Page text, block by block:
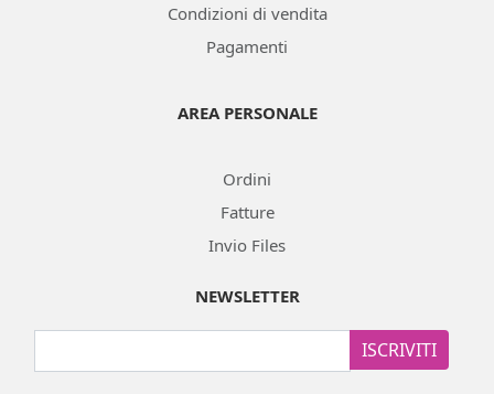
Condizioni di vendita
Pagamenti
AREA PERSONALE
Ordini
Fatture
Invio Files
NEWSLETTER
ISCRIVITI